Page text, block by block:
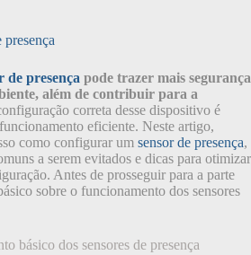
presença
de presença pode trazer mais segurança
além de contribuir para a
correta desse dispositivo é
eficiente. Neste artigo,
como configurar um sensor de presença,
a serem evitados e dicas para otimizar
Antes de prosseguir para a parte
sobre o funcionamento dos sensores
básico dos sensores de presença